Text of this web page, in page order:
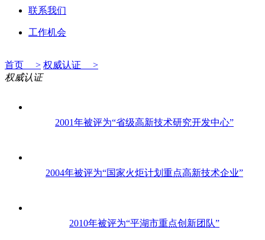
联系我们
工作机会
首页 > 权威认证 >
权威认证
2001年被评为“省级高新技术研究开发中心”
2004年被评为“国家火炬计划重点高新技术企业”
2010年被评为“平湖市重点创新团队”